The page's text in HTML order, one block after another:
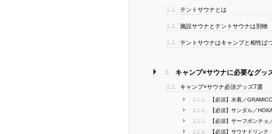
1.1. テントサウナとは
1.2. 施設サウナとテントサウナは別物
1.3. テントサウナはキャンプと相性ば
2. キャンプ×サウナに必要なグッ
2.1. キャンプ×サウナ必須グッズ7選
2.1.1.
【必須】水着／
2.1.2.
【必須】サンダル／
2.1.3.
【必須】サーフポンチョ
2.1.4.
【必須】サウナドリンク